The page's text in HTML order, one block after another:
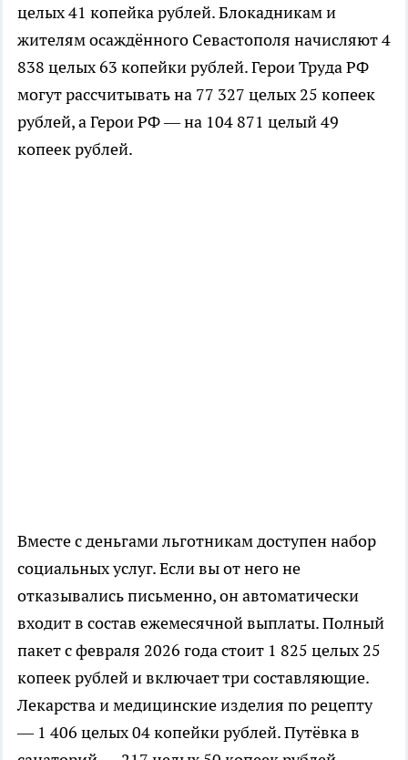
целых 41 копейка рублей. Блокадникам и
жителям осаждённого Севастополя начисляют 4
838 целых 63 копейки рублей. Герои Труда РФ
могут рассчитывать на 77 327 целых 25 копеек
рублей, а Герои РФ — на 104 871 целый 49
копеек рублей.
Вместе с деньгами льготникам доступен набор
социальных услуг. Если вы от него не
отказывались письменно, он автоматически
входит в состав ежемесячной выплаты. Полный
пакет с февраля 2026 года стоит 1 825 целых 25
копеек рублей и включает три составляющие.
Лекарства и медицинские изделия по рецепту
— 1 406 целых 04 копейки рублей. Путёвка в